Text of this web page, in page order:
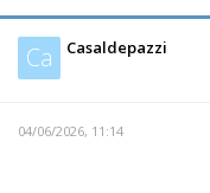
Ca Casaldepazzi
04/06/2026, 11:14